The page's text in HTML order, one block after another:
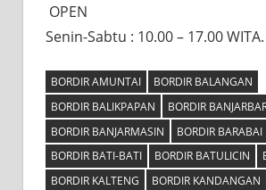
OPEN⠀
Senin-Sabtu : 10.00 – 17.00 WITA.
BORDIR AMUNTAI
BORDIR BALANGAN
BORDIR BALIKPAPAN
BORDIR
BORDIR BANJARMASIN
BORDIR BARABAI
BORDIR BATI-BATI
BORDIR BATULICIN
BORDIR KALTENG
BORDIR KANDANGAN